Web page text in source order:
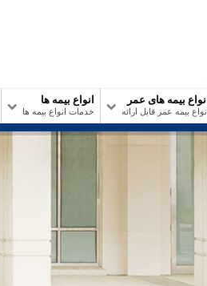
انواع بیمه های عمر
انواع بیمه عمر قابل ارائه
انواع بیمه ها
خدمات انواع بیمه ها